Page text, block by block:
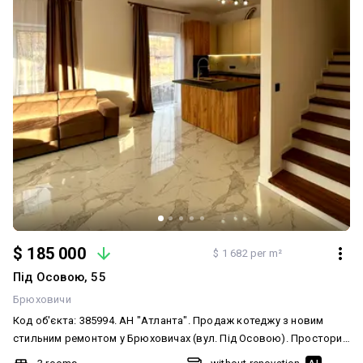
$ 185 000 $ 1 682 per m²
Під Осовою, 55
Брюховичи
Код об'єкта: 385994. АН "Атланта". Продаж котеджу з новим
стильним ремонтом у Брюховичах (вул. Під Осовою). Просторий
та сучасний котедж з щойно завершеним дизайнерським